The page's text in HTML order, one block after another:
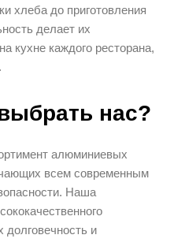
хлеба до приготовления
делает их
кухне каждого ресторана,
нас?
алюминиевых
всем современным
Наша
долговечность и